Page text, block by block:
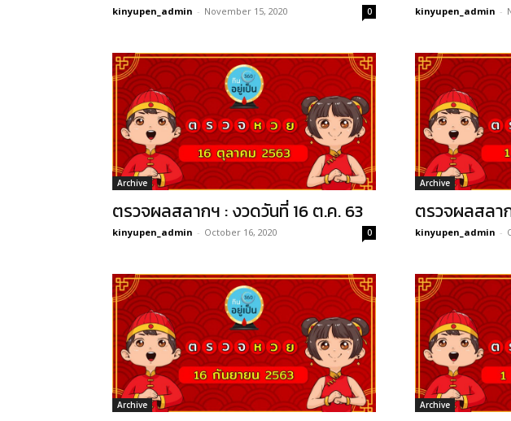
kinyupen_admin - November 15, 2020 0 kinyupen_admin -
Archive
ตรวจผลสลากฯ : งวดวันที่ 16 ต.ค. 63
kinyupen_admin - October 16, 2020 0
Archive
ตรวจผลสลา
kinyupen_admin -
Archive Archive